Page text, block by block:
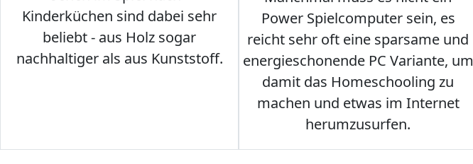
Kinderküchen sind dabei sehr
beliebt - aus Holz sogar
nachhaltiger als aus Kunststoff.
Power Spielcomputer sein, es
reicht sehr oft eine sparsame und
energieschonende PC Variante, um
damit das Homeschooling zu
machen und etwas im Internet
herumzusurfen.